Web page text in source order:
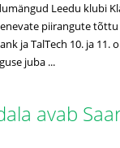
Leedu klubi
piirangute tõttu
ja TalTech 10. ja
juba ...
avab